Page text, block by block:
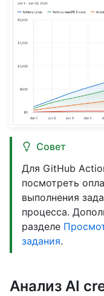
Совет
Для GitHub
посмотреть
выполнения
процесса.
разделе
задания.
Анализ AI